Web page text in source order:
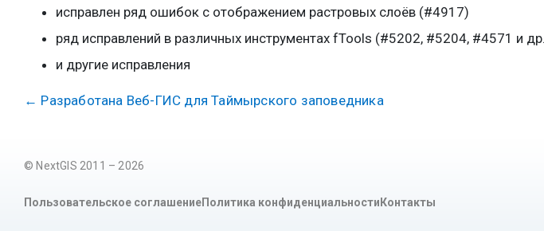
исправлен ряд ошибок с отображением растровых слоёв (#4917)
ряд исправлений в различных инструментах fTools (#5202, #5204, #4571 и
и другие исправления
← Разработана Веб-ГИС для Таймырского заповедника
© NextGIS 2011 – 2026
Пользовательское соглашениеПолитика конфиденциальности Контакты